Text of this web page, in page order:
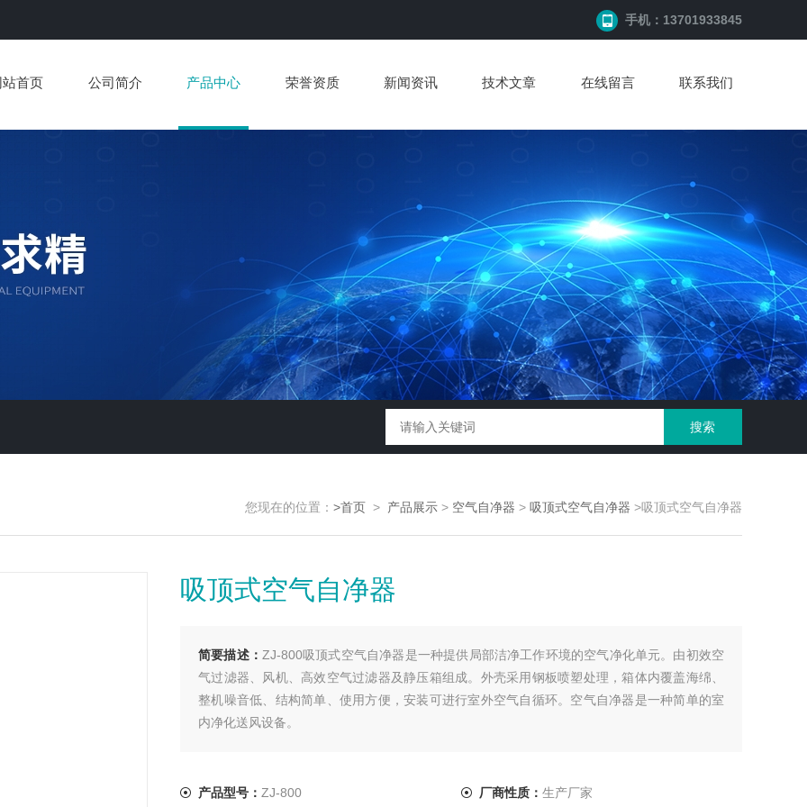
手机：13701933845
站首页 公司简介 产品中心 荣誉资质 新闻资讯 技术文章 在线留言 联系我们
您现在的位置： >首页 > 产品展示 > 空气自净器 > 吸顶式空气自净器 >吸顶式空气自净器
吸顶式空气自净器
简要描述： ZJ-800吸顶式空气自净器是一种提供局部洁净工作环境的空气净化单元。由初效空
气过滤器、风机、高效空气过滤器及静压箱组成。外壳采用钢板喷塑处理，箱体内覆盖海绵、
整机噪音低、结构简单、使用方便，安装可进行室外空气自循环。空气自净器是一种简单的室
内净化送风设备。
产品型号： ZJ-800 厂商性质： 生产厂家